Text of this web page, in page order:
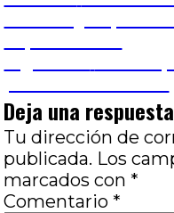
de
entradas
Deja una respuesta
Tu dirección de
publicada. Los
marcados con *
Comentario *